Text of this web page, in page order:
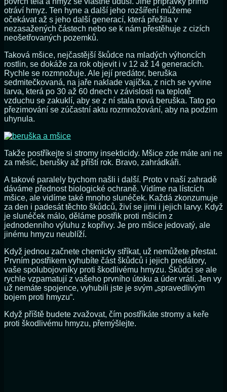
otráví hmyz. Ten hyne a další jeho rozšíření můžeme
očekávat až s jeho další generací, která přežila v
nezasažených částech nebo se k nám přestěhuje z cizích
neošetřovaných pozemků.
Taková mšice, nejčastější škůdce na mladých výhoncích
rostlin, se dokáže za rok objevit i v 12 až 14 generacích.
Rychle se rozmnožuje. Ale její predátor, beruška
sedmitečkovaná, na jaře naklade vajíčka, z nich se vyvine
larva, která po 30 až 60 dnech v závislosti na teplotě
vzduchu se zakuklí, aby se z ní stala nová beruška. Tato po
přezimování se zúčastní aktu rozmnožování, aby na podzim
uhynula.
Takže postříkejte si stromy insekticidy. Mšice zde máte ani ne
za měsíc, berušky až příští rok. Bravo, zahrádkáři.
A takové paralely bychom našli i další. Proto v naší zahradě
dáváme přednost biologické ochraně. Vidíme na lístcích
mšice, ale vidíme také mnoho slunéček. Každá zkonzumuje
za den i padesát těchto škůdců, živí se jimi i jejich larvy. Když
je slunéček málo, děláme postřik proti mšicím z
jednodenního výluhu z kopřivy. Je pro mšice jedovatý, ale
jinému hmyzu neublíží.
Když jednou začnete chemicky stříkat, už nemůžete přestat.
Prvním postřikem vyhubíte část škůdců i jejich predátory,
vaše spolubojovníky proti škodlivému hmyzu. Škůdci se ale
rychle vzpamatují z vašeho prvního útoku a úder vrátí. Jen vy
už nemáte spojence, vyhubili jste je svým „spravedlivým
bojem proti hmyzu“.
Když příště budete zvažovat, čím postříkáte stromy a keře
proti škodlivému hmyzu, přemýšlejte.